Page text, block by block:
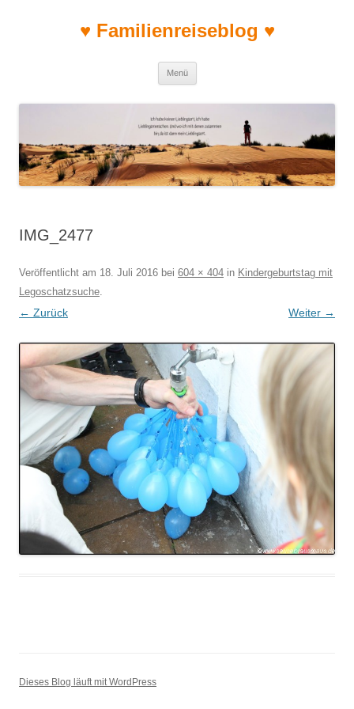
♥ Familienreiseblog ♥
Menü
IMG_2477
Veröffentlicht am 18. Juli 2016 bei 604 × 404 in Kindergeburtstag mit
Legoschatzsuche.
← Zurück Weiter →
Dieses Blog läuft mit WordPress